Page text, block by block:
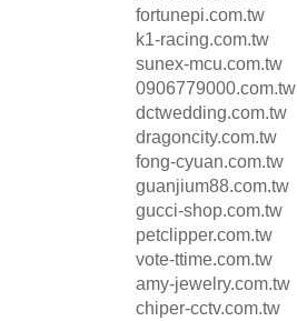
fortunepi.com.tw
k1-racing.com.tw
sunex-mcu.com.tw
0906779000.com.tw
dctwedding.com.tw
dragoncity.com.tw
fong-cyuan.com.tw
guanjium88.com.tw
gucci-shop.com.tw
petclipper.com.tw
vote-ttime.com.tw
amy-jewelry.com.tw
chiper-cctv.com.tw